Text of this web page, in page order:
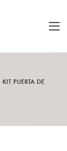
KIT PUERTA DE